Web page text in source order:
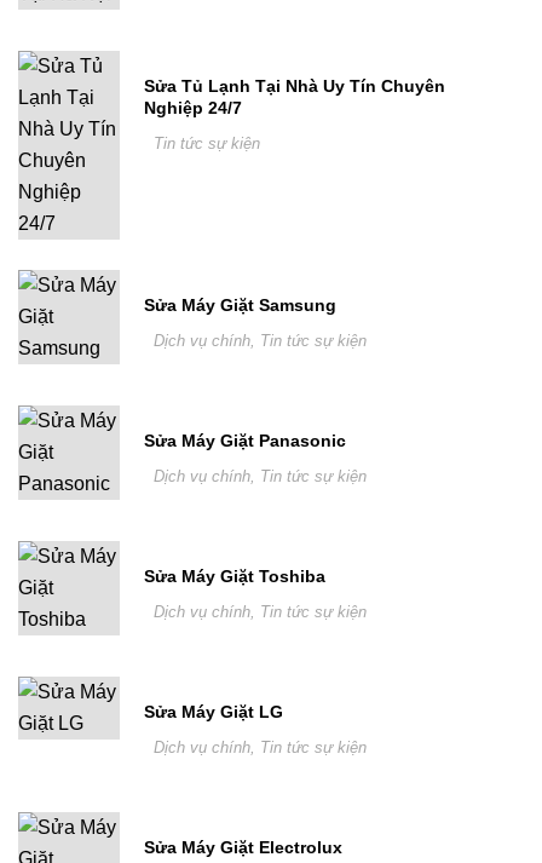
Sửa Tủ Lạnh Tại Nhà Uy Tín Chuyên
Nghiệp 24/7
Tin tức sự kiện
Sửa Máy Giặt Samsung
Dịch vụ chính, Tin tức sự kiện
Sửa Máy Giặt Panasonic
Dịch vụ chính, Tin tức sự kiện
Sửa Máy Giặt Toshiba
Dịch vụ chính, Tin tức sự kiện
Sửa Máy Giặt LG
Dịch vụ chính, Tin tức sự kiện
Sửa Máy Giặt Electrolux